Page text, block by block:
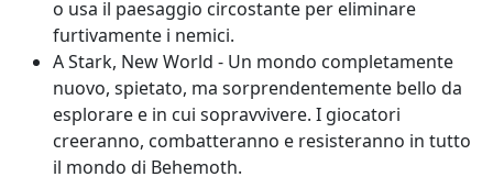
o usa il paesaggio circostante per eliminare
furtivamente i nemici.
A Stark, New World - Un mondo completamente
nuovo, spietato, ma sorprendentemente bello da
esplorare e in cui sopravvivere. I giocatori
creeranno, combatteranno e resisteranno in tutto
il mondo di Behemoth.